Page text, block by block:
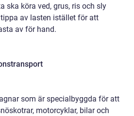
ska köra ved, grus, ris och sly
av lasten istället för att
av för hand.
som är specialbyggda för att
motorcyklar, bilar och